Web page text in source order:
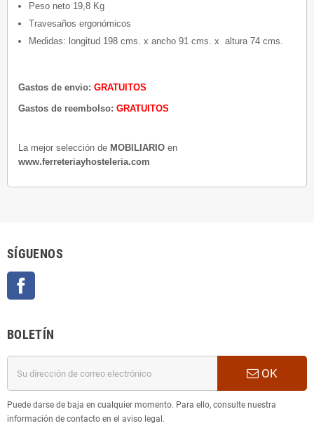
Peso neto 19,8 Kg
Travesaños ergonómicos
Medidas: longitud 198 cms. x ancho 91 cms. x altura 74 cms.
Gastos de envio: GRATUITOS
Gastos de reembolso: GRATUITOS
La mejor selección de MOBILIARIO en
www.ferreteriayhosteleria.com
SÍGUENOS
BOLETÍN
OK
Puede darse de baja en cualquier momento. Para ello, consulte nuestra
información de contacto en el aviso legal.